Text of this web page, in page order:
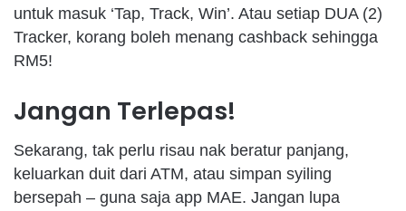
untuk masuk ‘Tap, Track, Win’. Atau setiap DUA (2)
Tracker, korang boleh menang cashback sehingga
RM5!
Jangan Terlepas!
Sekarang, tak perlu risau nak beratur panjang,
keluarkan duit dari ATM, atau simpan syiling
bersepah – guna saja app MAE. Jangan lupa